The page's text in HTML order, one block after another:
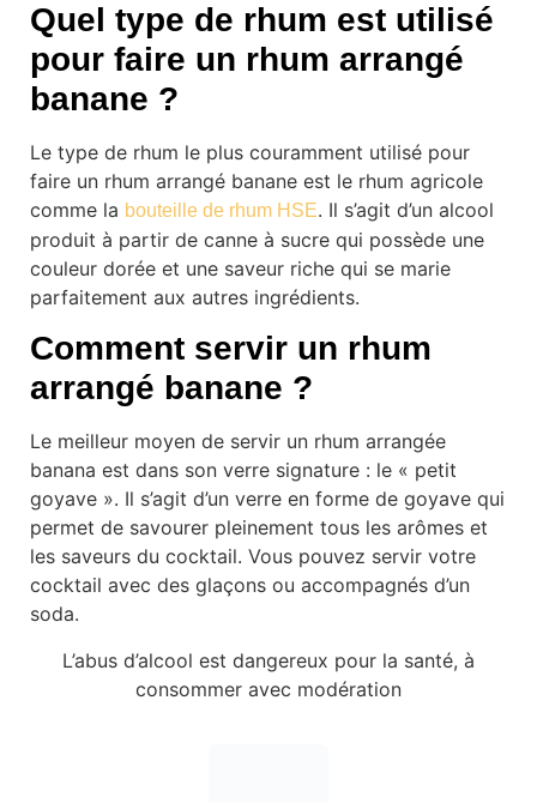
Quel type de rhum est utilisé
pour faire un rhum arrangé
banane ?
Le type de rhum le plus couramment utilisé pour
faire un rhum arrangé banane est le rhum agricole
comme la bouteille de rhum HSE. Il s’agit d’un alcool
produit à partir de canne à sucre qui possède une
couleur dorée et une saveur riche qui se marie
parfaitement aux autres ingrédients.
Comment servir un rhum
arrangé banane ?
Le meilleur moyen de servir un rhum arrangée
banana est dans son verre signature : le « petit
goyave ». Il s’agit d’un verre en forme de goyave qui
permet de savourer pleinement tous les arômes et
les saveurs du cocktail. Vous pouvez servir votre
cocktail avec des glaçons ou accompagnés d’un
soda.
L’abus d’alcool est dangereux pour la santé, à
consommer avec modération